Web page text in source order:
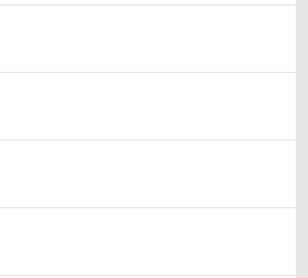
PEDAGOGICZNE